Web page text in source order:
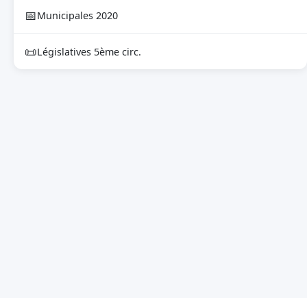
📅Municipales 2020
📜Législatives 5ème circ.